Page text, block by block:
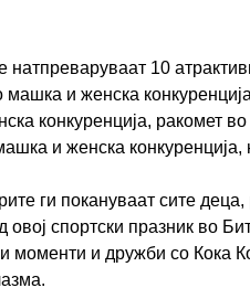
натпреваруваат 10
машка и женска
конкуренција, ракомет
и женска
ги покануваат сите
овој спортски празник во
моменти и дружби со Кока
Содржините на
репродукција или